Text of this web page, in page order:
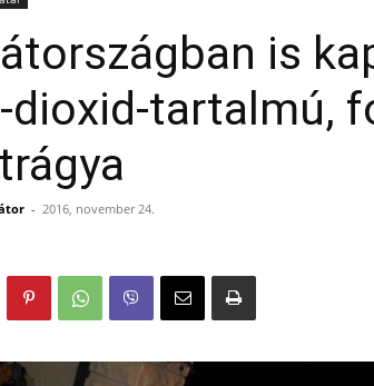
is
dioxid-tartalmú,
- 2016, november 24.